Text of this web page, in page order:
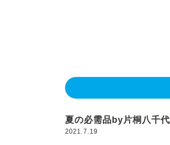
夏の必需品by片桐八千代
2021.7.19